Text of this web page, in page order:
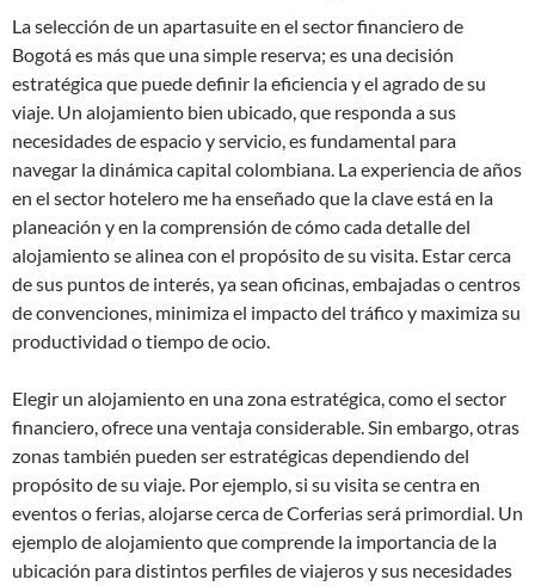
La selección de un apartasuite en el sector financiero de
Bogotá es más que una simple reserva; es una decisión
estratégica que puede definir la eficiencia y el agrado de su
viaje. Un alojamiento bien ubicado, que responda a sus
necesidades de espacio y servicio, es fundamental para
navegar la dinámica capital colombiana. La experiencia de años
en el sector hotelero me ha enseñado que la clave está en la
planeación y en la comprensión de cómo cada detalle del
alojamiento se alinea con el propósito de su visita. Estar cerca
de sus puntos de interés, ya sean oficinas, embajadas o centros
de convenciones, minimiza el impacto del tráfico y maximiza su
productividad o tiempo de ocio.
Elegir un alojamiento en una zona estratégica, como el sector
financiero, ofrece una ventaja considerable. Sin embargo, otras
zonas también pueden ser estratégicas dependiendo del
propósito de su viaje. Por ejemplo, si su visita se centra en
eventos o ferias, alojarse cerca de Corferias será primordial. Un
ejemplo de alojamiento que comprende la importancia de la
ubicación para distintos perfiles de viajeros y sus necesidades